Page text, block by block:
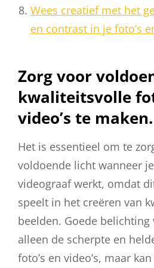
Wees creatief met het
en contrast in je foto’s
Zorg voor
kwaliteitsvolle
video’s te maken.
Het is essentieel om te
voldoende licht wanneer
videograaf werkt, omdat
speelt in het creëren van
beelden. Goede
alleen de scherpte en
foto’s en video’s, maar